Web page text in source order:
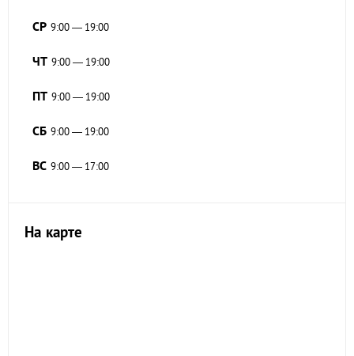
СР 9:00 — 19:00
ЧТ 9:00 — 19:00
ПТ 9:00 — 19:00
СБ 9:00 — 19:00
ВС 9:00 — 17:00
На карте